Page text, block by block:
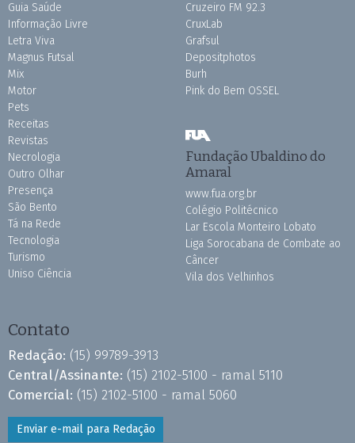
Guia Saúde
Informação Livre
Letra Viva
Magnus Futsal
Mix
Motor
Pets
Receitas
Revistas
Necrologia
Outro Olhar
Presença
São Bento
Tá na Rede
Tecnologia
Turismo
Uniso Ciência
Cruzeiro FM 92.3
CruxLab
Grafsul
Depositphotos
Burh
Pink do Bem OSSEL
Fundação Ubaldino do
Amaral
www.fua.org.br
Colégio Politécnico
Lar Escola Monteiro Lobato
Liga Sorocabana de Combate ao
Câncer
Vila dos Velhinhos
Contato
Redação: (15) 99789-3913
Central/Assinante: (15) 2102-5100 - ramal 5110
Comercial: (15) 2102-5100 - ramal 5060
Enviar e-mail para Redação